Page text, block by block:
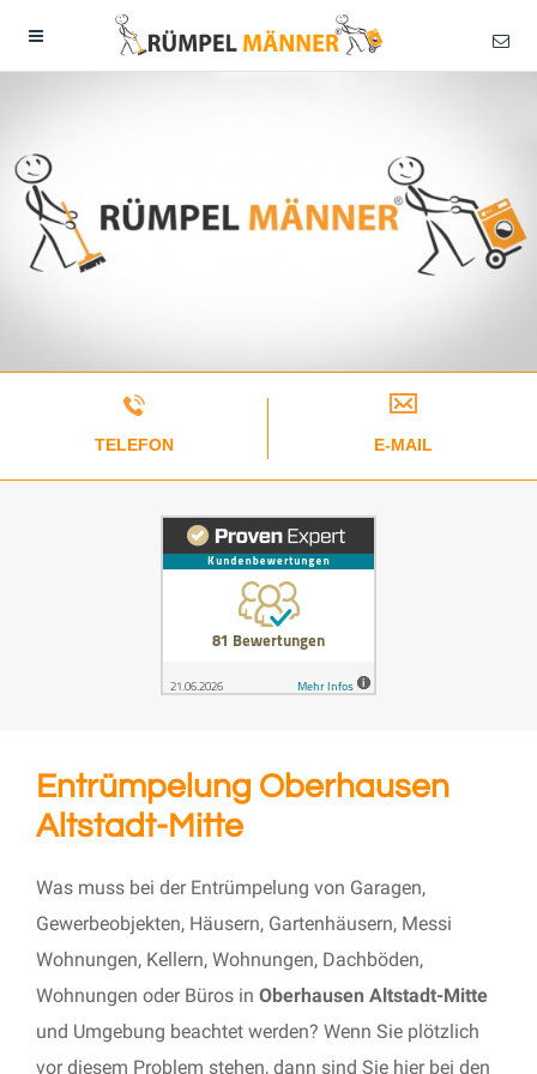
TELEFON E-MAIL
Entrümpelung Oberhausen
Altstadt-Mitte
Was muss bei der Entrümpelung von Garagen,
Gewerbeobjekten, Häusern, Gartenhäusern, Messi
Wohnungen, Kellern, Wohnungen, Dachböden,
Wohnungen oder Büros in Oberhausen Altstadt-Mitte
und Umgebung beachtet werden? Wenn Sie plötzlich
vor diesem Problem stehen, dann sind Sie hier bei den